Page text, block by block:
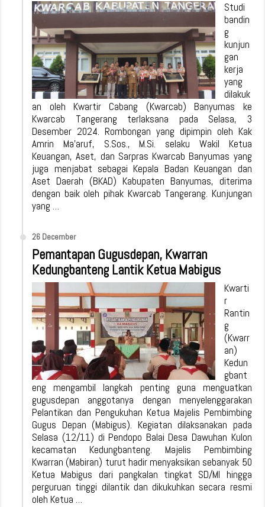
Studi
bandin
g
kunjun
gan
kerja
yang
dilakuk
an oleh Kwartir Cabang (Kwarcab) Banyumas ke
Kwarcab Tangerang terlaksana pada Selasa, 3
Desember 2024. Rombongan yang dipimpin oleh Kak
Amrin Ma’aruf, S.Sos., M.Si. selaku Wakil Ketua
Keuangan, Aset, dan Sarpras Kwarcab Banyumas yang
juga menjabat sebagai Kepala Badan Keuangan dan
Aset Daerah (BKAD) Kabupaten Banyumas, diterima
dengan baik oleh pihak Kwarcab Tangerang. Kunjungan
yang …
26 December
Pemantapan Gugusdepan, Kwarran
Kedungbanteng Lantik Ketua Mabigus
Kwarti
r
Rantin
g
(Kwarr
an)
Kedun
gbant
eng mengambil langkah penting guna menguatkan
gugusdepan anggotanya dengan menyelenggarakan
Pelantikan dan Pengukuhan Ketua Majelis Pembimbing
Gugus Depan (Mabigus). Kegiatan dilaksanakan pada
Selasa (12/11) di Pendopo Balai Desa Dawuhan Kulon
kecamatan Kedungbanteng. Majelis Pembimbing
Kwarran (Mabiran) turut hadir menyaksikan sebanyak 50
Ketua Mabigus dari pangkalan tingkat SD/MI hingga
perguruan tinggi dilantik dan dikukuhkan secara resmi
oleh Ketua …